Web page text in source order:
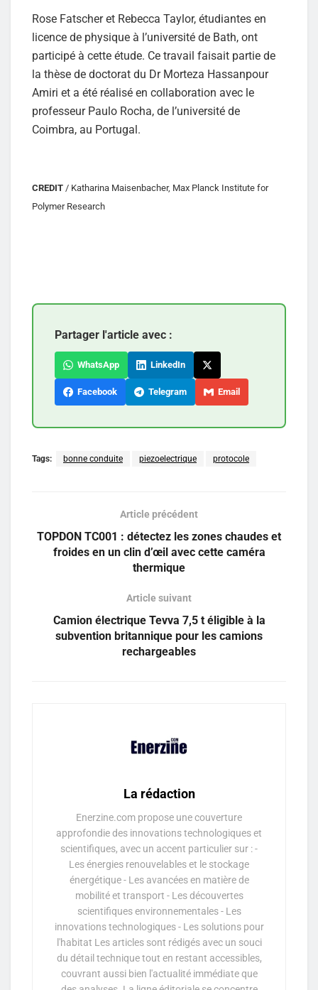
Rose Fatscher et Rebecca Taylor, étudiantes en
licence de physique à l’université de Bath, ont
participé à cette étude. Ce travail faisait partie de
la thèse de doctorat du Dr Morteza Hassanpour
Amiri et a été réalisé en collaboration avec le
professeur Paulo Rocha, de l’université de
Coimbra, au Portugal.
CREDIT / Katharina Maisenbacher, Max Planck Institute for
Polymer Research
Partager l'article avec :
WhatsApp LinkedIn
Facebook Telegram Email
Tags: bonne conduite piezoelectrique protocole
Article précédent
TOPDON TC001 : détectez les zones chaudes et
froides en un clin d’œil avec cette caméra
thermique
Article suivant
Camion électrique Tevva 7,5 t éligible à la
subvention britannique pour les camions
rechargeables
La rédaction
Enerzine.com propose une couverture
approfondie des innovations technologiques et
scientifiques, avec un accent particulier sur : -
Les énergies renouvelables et le stockage
énergétique - Les avancées en matière de
mobilité et transport - Les découvertes
scientifiques environnementales - Les
innovations technologiques - Les solutions pour
l'habitat Les articles sont rédigés avec un souci
du détail technique tout en restant accessibles,
couvrant aussi bien l'actualité immédiate que